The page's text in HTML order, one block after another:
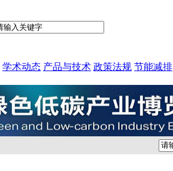
学术动态 产品与技术 政策法规 节能减排